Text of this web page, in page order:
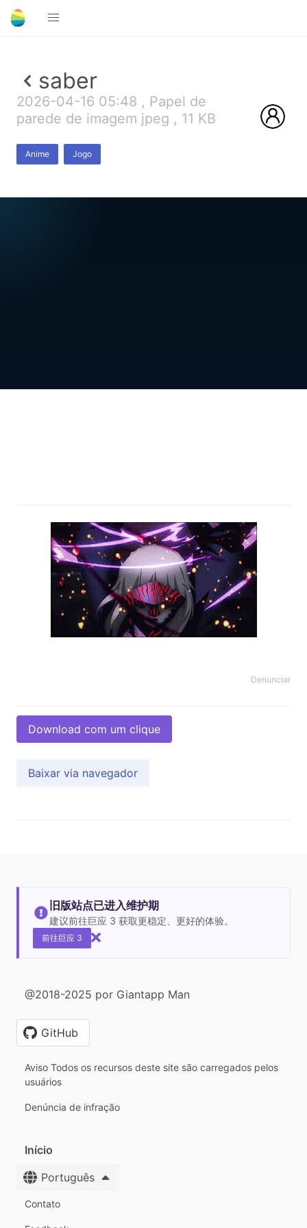
saber
2026-04-16 05:48 , Papel de
parede de imagem jpeg , 11 KB
Anime Jogo
Denunciar
Download com um clique
Baixar via navegador
旧版站点已进入维护期
建议前往巨应 3 获取更稳定、更好的体验。
前往巨应 3
@2018-2025 por Giantapp Man
GitHub
Aviso Todos os recursos deste site são carregados pelos
usuários
Denúncia de infração
Início
Português
Contato